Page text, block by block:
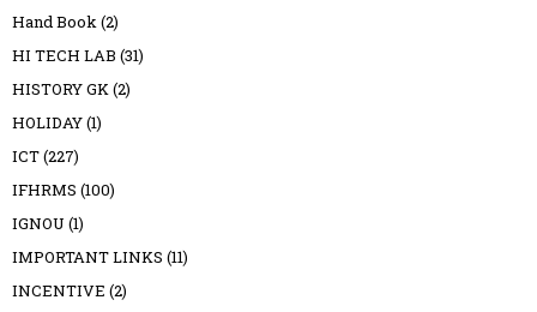
Hand Book(2)
HI TECH LAB (31)
HISTORY GK(2)
HOLIDAY(1)
ICT(227)
IFHRMS (100)
IGNOU (1)
IMPORTANT LINKS (11)
INCENTIVE (2)